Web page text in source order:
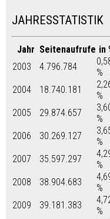
JAHRESSTATISTIK
Jahr Seitenaufrufe in
2003
4.796.784
%
2004
18.740.181
%
2005
29.874.657
%
2006
30.269.127
%
2007
35.597.297
%
2008
38.904.683
%
2009
39.181.383
%